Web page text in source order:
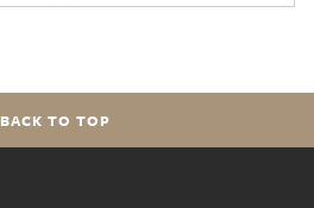
BACK TO TOP